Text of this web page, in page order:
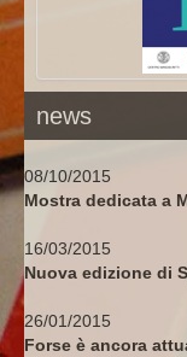
news
08/10/2015
Mostra dedicata a
16/03/2015
Nuova edizione di
26/01/2015
Forse è ancora